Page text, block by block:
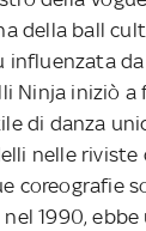
della ball
influenzata
Ninja iniziò
di danza
nelle
coreografie
1990,